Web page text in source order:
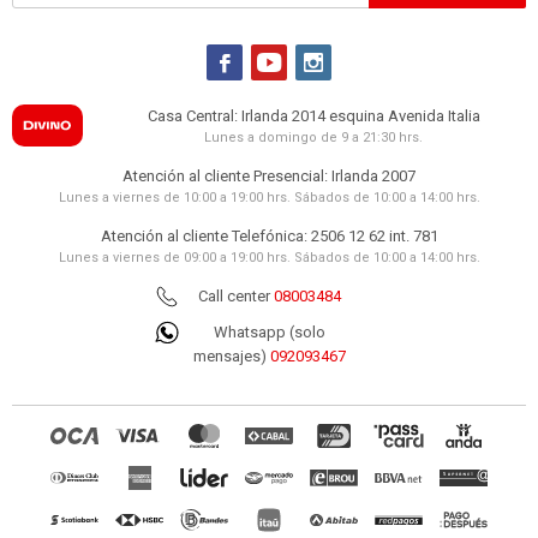
MESA AUXILIAR - VIDRIO GRIS STRASBURG
779206 BRONCE
7.425
UYU6.311
UYU 6.683
MESA CENTRAL - MADERA NATURAL-BEIGE
LIGHTHOUSE NATURAL
UYU 16.652
ALFOMBRA ALARCÓN - ALGODON
MULTICOLOR
UYU
16.790 UYU 28.290
UYU14.272
BEIGE CYLINDER NATURAL
17.990
UYU15.292
UYU 16.191
  
Casa Central: Irlanda 2014 esquina Avenida Italia
Lunes a domingo de 9 a 21:30 hrs.
Atención al cliente Presencial: Irlanda 2007
Lunes a viernes de 10:00 a 19:00 hrs. Sábados de 10:00 a 14:00 hrs.
Atención al cliente Telefónica: 2506 12 62 int. 781
Lunes a viernes de 09:00 a 19:00 hrs. Sábados de 10:00 a 14:00 hrs.
Call center08003484
Whatsapp (solo
mensajes) 092093467